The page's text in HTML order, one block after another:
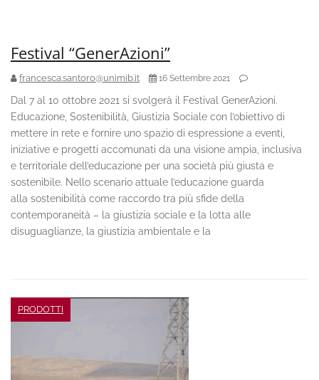
Festival “GenerAzioni”
francesca.santoro@unimib.it 16 Settembre 2021
Dal 7 al 10 ottobre 2021 si svolgerà il Festival GenerAzioni.
Educazione, Sostenibilità, Giustizia Sociale con l’obiettivo di
mettere in rete e fornire uno spazio di espressione a eventi,
iniziative e progetti accomunati da una visione ampia, inclusiva
e territoriale dell’educazione per una società più giusta e
sostenibile. Nello scenario attuale l’educazione guarda
alla sostenibilità come raccordo tra più sfide della
contemporaneità – la giustizia sociale e la lotta alle
disuguaglianze, la giustizia ambientale e la
PRODOTTI